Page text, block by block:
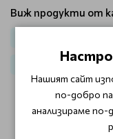
Виж продукти от
Нашият сайт
по-добро
анализираме